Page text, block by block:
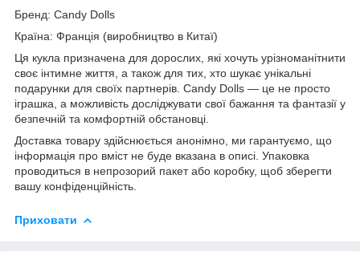
Бренд: Candy Dolls
Країна: Франція (виробництво в Китаї)
Ця кукла призначена для дорослих, які хочуть урізноманітнити
своє інтимне життя, а також для тих, хто шукає унікальні
подарунки для своїх партнерів. Candy Dolls — це не просто
іграшка, а можливість досліджувати свої бажання та фантазії у
безпечній та комфортній обстановці.
Доставка товару здійснюється анонімно, ми гарантуємо, що
інформація про вміст не буде вказана в описі. Упаковка
проводиться в непрозорий пакет або коробку, щоб зберегти
вашу конфіденційність.
Приховати